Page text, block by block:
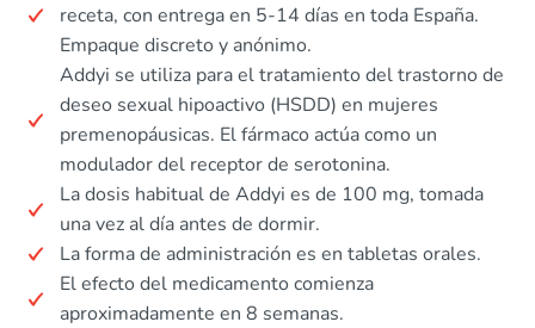
receta, con entrega en 5-14 días en toda España.
Empaque discreto y anónimo.
Addyi se utiliza para el tratamiento del trastorno de
deseo sexual hipoactivo (HSDD) en mujeres
premenopáusicas. El fármaco actúa como un
modulador del receptor de serotonina.
La dosis habitual de Addyi es de 100 mg, tomada
una vez al día antes de dormir.
La forma de administración es en tabletas orales.
El efecto del medicamento comienza
aproximadamente en 8 semanas.